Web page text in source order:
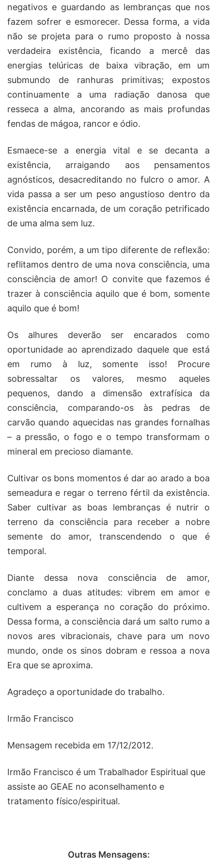
negativos e guardando as lembranças que nos
fazem sofrer e esmorecer. Dessa forma, a vida
não se projeta para o rumo proposto à nossa
verdadeira existência, ficando a mercê das
energias telúricas de baixa vibração, em um
submundo de ranhuras primitivas; expostos
continuamente a uma radiação danosa que
resseca a alma, ancorando as mais profundas
fendas de mágoa, rancor e ódio.
Esmaece-se a energia vital e se decanta a
existência, arraigando aos pensamentos
agnósticos, desacreditando no fulcro o amor. A
vida passa a ser um peso angustioso dentro da
existência encarnada, de um coração petrificado
de uma alma sem luz.
Convido, porém, a um tipo diferente de reflexão:
reflitamos dentro de uma nova consciência, uma
consciência de amor! O convite que fazemos é
trazer à consciência aquilo que é bom, somente
aquilo que é bom!
Os alhures deverão ser encarados como
oportunidade ao aprendizado daquele que está
em rumo à luz, somente isso! Procure
sobressaltar os valores, mesmo aqueles
pequenos, dando a dimensão extrafísica da
consciência, comparando-os às pedras de
carvão quando aquecidas nas grandes fornalhas
– a pressão, o fogo e o tempo transformam o
mineral em precioso diamante.
Cultivar os bons momentos é dar ao arado a boa
semeadura e regar o terreno fértil da existência.
Saber cultivar as boas lembranças é nutrir o
terreno da consciência para receber a nobre
semente do amor, transcendendo o que é
temporal.
Diante dessa nova consciência de amor,
conclamo a duas atitudes: vibrem em amor e
cultivem a esperança no coração do próximo.
Dessa forma, a consciência dará um salto rumo a
novos ares vibracionais, chave para um novo
mundo, onde os sinos dobram e ressoa a nova
Era que se aproxima.
Agradeço a oportunidade do trabalho.
Irmão Francisco
Mensagem recebida em 17/12/2012.
Irmão Francisco é um Trabalhador Espiritual que
assiste ao GEAE no aconselhamento e
tratamento físico/espiritual.
Outras Mensagens: